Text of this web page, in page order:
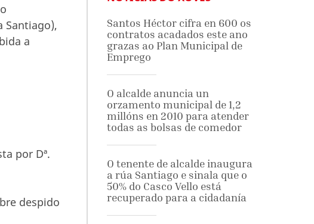
Santiago),
a
por Dª.
despido
Santos Héctor cifra en 600 os
contratos acadados este ano
grazas ao Plan Municipal de
Emprego
O alcalde anuncia un
orzamento municipal de 1,2
millóns en 2010 para atender
todas as bolsas de comedor
O tenente de alcalde inaugura
a rúa Santiago e sinala que o
50% do Casco Vello está
recuperado para a cidadanía